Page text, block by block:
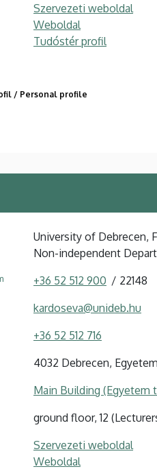
Szervezeti weboldal
Weboldal
Tudóstér profil
/ Personal profile
University of Debrecen,
Non-independent
+36 52 512 900 22148
kardoseva@unideb.hu
+36 52 512 716
4032 Debrecen,
Main Building (Egyetem
ground floor, 12
Szervezeti weboldal
Weboldal